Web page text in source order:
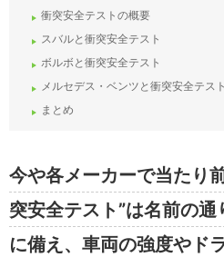
衝突安全テストの概要
スバルと衝突安全テスト
ボルボと衝突安全テスト
メルセデス・ベンツと衝突安全テスト
まとめ
今や各メーカーで当たり
突安全テスト”は名前の
に備え、車両の強度やド